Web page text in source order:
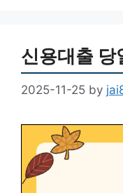
신용대출 당
2025-11-25 by